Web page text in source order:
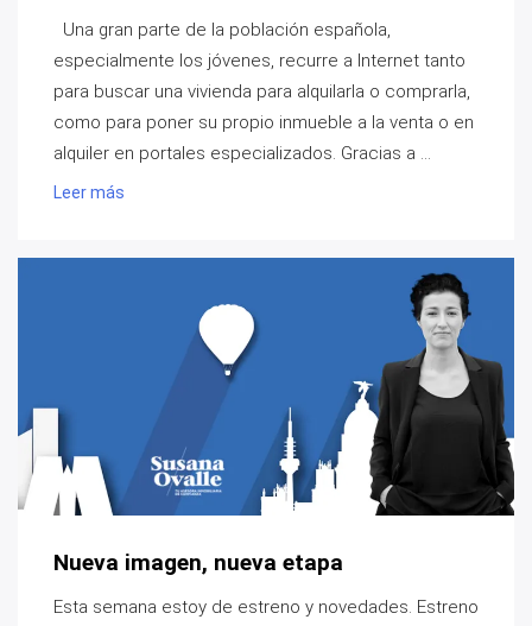
Una gran parte de la población española,
especialmente los jóvenes, recurre a Internet tanto
para buscar una vivienda para alquilarla o comprarla,
como para poner su propio inmueble a la venta o en
alquiler en portales especializados. Gracias a ...
Leer más
Nueva imagen, nueva etapa
Esta semana estoy de estreno y novedades. Estreno